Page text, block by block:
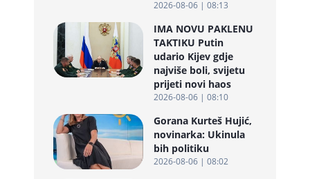
2026-08-06 | 08:13
IMA NOVU PAKLENU
TAKTIKU Putin
udario Kijev gdje
najviše boli, svijetu
prijeti novi haos
2026-08-06 | 08:10
Gorana Kurteš Hujić,
novinarka: Ukinula
bih politiku
2026-08-06 | 08:02